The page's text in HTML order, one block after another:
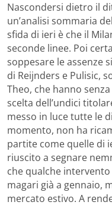
Nascondersi dietro il
un’analisi sommaria
sfida di ieri è che il
seconde linee. Poi
soppesare le assenze
di Reijnders e Pulisic,
Theo, che hanno
scelta dell’undici
messo in luce tutte le
momento, non ha
partite come quelle di
riuscito a segnare
che qualche
magari già a gennaio,
mercato estivo. A